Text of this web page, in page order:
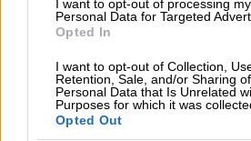
I want to opt-out of processing my
Personal Data for Targeted
Opted In
I want to opt-out of Collection,
Retention, Sale, and/or Sharing
Personal Data that Is Unrelated
Purposes for which it was
Opted Out
Σελένα Γκόμεζ: Το
για τα 34α γενέθλιά της
από τον σύζυγό της